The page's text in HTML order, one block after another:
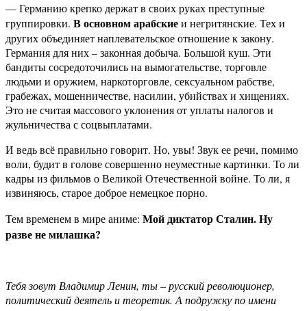
— Германию крепко держат в своих руках преступные
группировки. В основном арабскиеи негритянские. Тех и
других объединяет наплевательское отношение к закону.
Германия для них – законная добыча. Большой куш. Эти
бандиты сосредоточились на вымогательстве, торговле
людьми и оружием, наркоторговле, сексуальном рабстве,
грабежах, мошенничестве, насилии, убийствах и хищениях.
Это не считая массового уклонения от уплаты налогов и
жульничества с соцвыплатами.
И ведь всё правильно говорит. Но, увы! Звук ее речи, помимо
воли, будит в голове совершенно неуместные картинки. То ли
кадры из фильмов о Великой Отечественной войне. То ли, я
извиняюсь, старое доброе немецкое порно.
Тем временем в мире аниме: Мой диктатор Сталин. Ну
разве не милашка?
Тебя зовут Владимир Ленин, ты – русский революционер,
политический деятель и теоретик. А подружку по имени